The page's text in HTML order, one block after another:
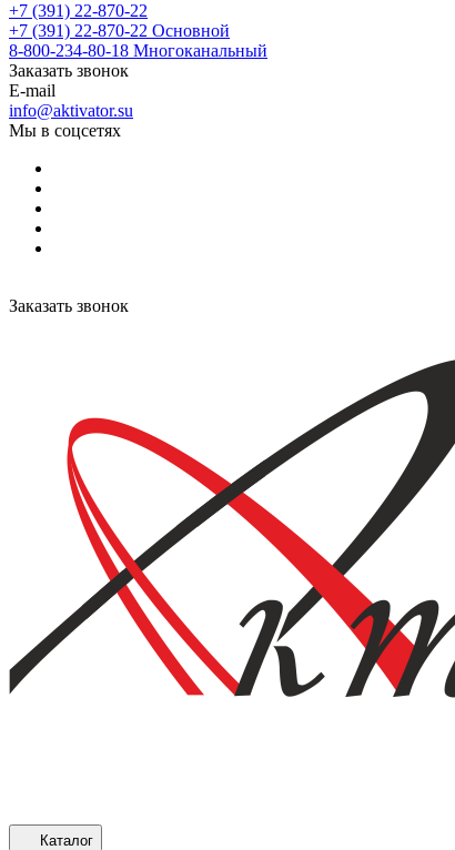
+7 (391) 22-870-22
+7 (391) 22-870-22 Основной
8-800-234-80-18 Многоканальный
Заказать звонок
E-mail
info@aktivator.su
Мы в соцсетях
Заказать звонок
Каталог